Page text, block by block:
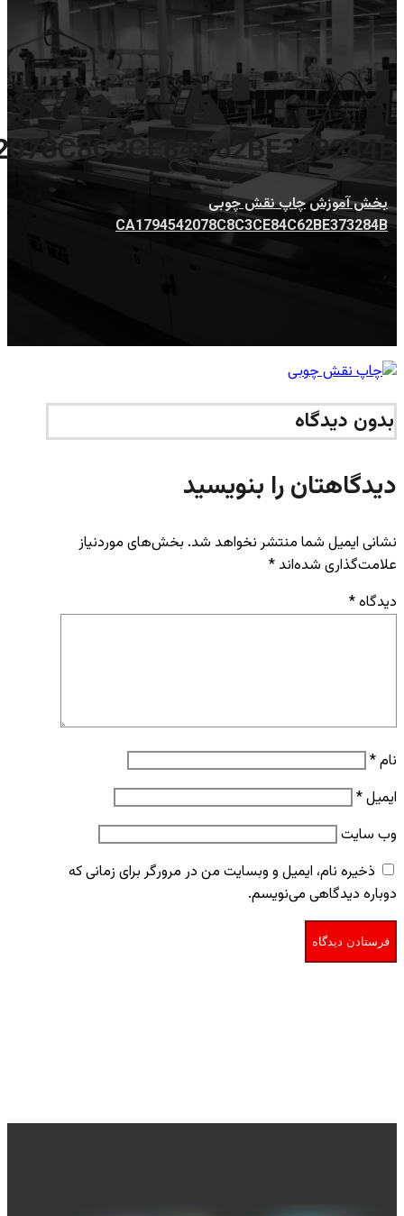
بخش آموزشچاپ نقش چوبی
CA1794542078C8C3CE84C62BE373284B
بدون دیدگاه
دیدگاهتان را بنویسید
نشانی ایمیل شما منتشر نخواهد شد. بخش‌های موردنیاز
علامت‌گذاری شده‌اند *
دیدگاه*
نام*
ایمیل*
وب‌ سایت
ذخیره نام، ایمیل و وبسایت من در مرورگر برای زمانی که
دوباره دیدگاهی می‌نویسم.